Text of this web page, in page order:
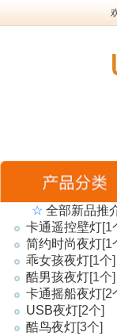
☆ 全部新品推
卡通遥控壁灯[1
简约时尚夜灯[1
乖女孩夜灯[1个]
酷男孩夜灯[1个]
卡通摇船夜灯[2
USB夜灯[2个]
酷鸟夜灯[3个]